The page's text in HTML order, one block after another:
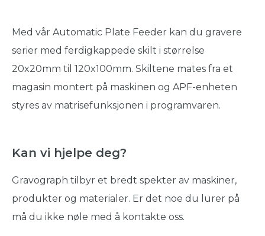
Med vår Automatic Plate Feeder kan du gravere
serier med ferdigkappede skilt i størrelse
20x20mm til 120x100mm. Skiltene mates fra et
magasin montert på maskinen og APF-enheten
styres av matrisefunksjonen i programvaren.
Kan vi hjelpe deg?
Gravograph tilbyr et bredt spekter av maskiner,
produkter og materialer. Er det noe du lurer på
må du ikke nøle med å kontakte oss.